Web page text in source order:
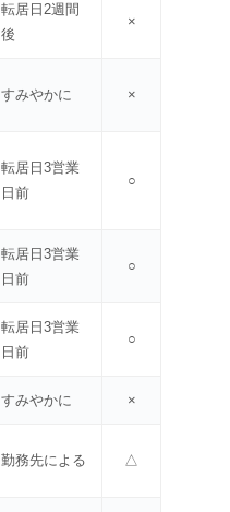
転居日2週間
後
×
すみやかに ×
転居日3営業
日前
○
転居日3営業
日前
○
転居日3営業
日前
○
すみやかに ×
勤務先による △